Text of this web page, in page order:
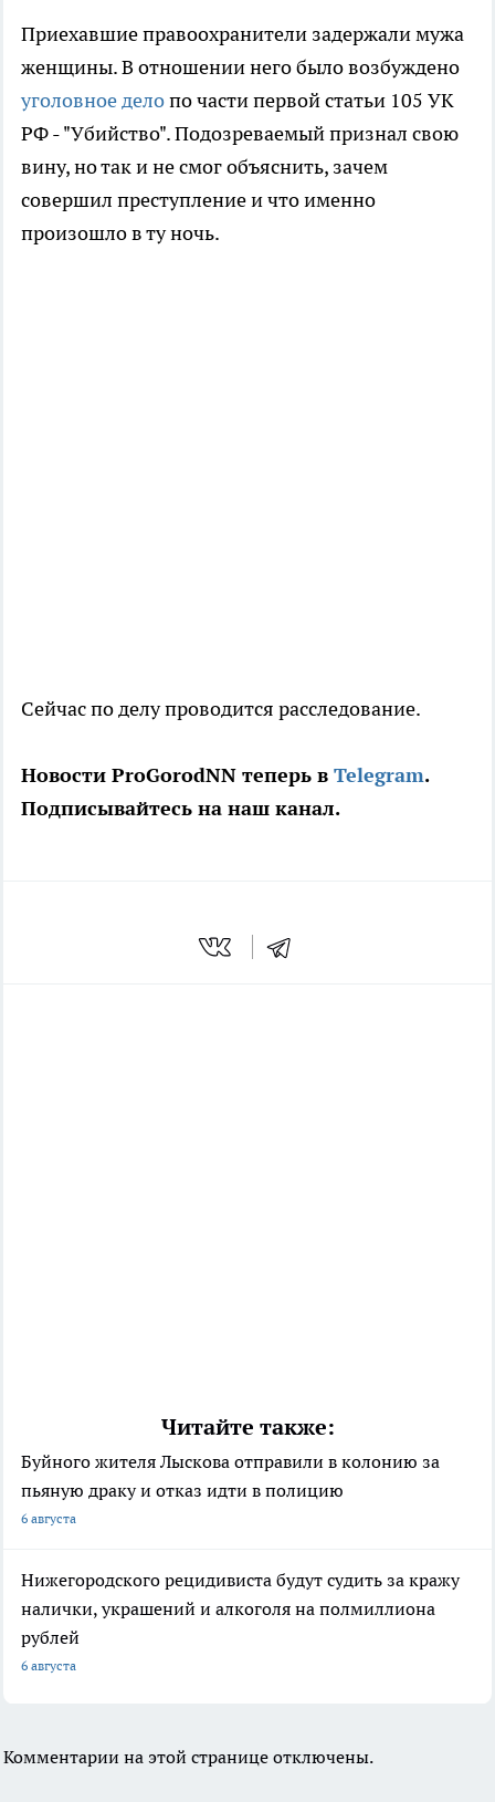
Приехавшие правоохранители задержали мужа
женщины. В отношении него было возбуждено
уголовное делопо части первой статьи 105 УК
РФ - "Убийство". Подозреваемый признал свою
вину, но так и не смог объяснить, зачем
совершил преступление и что именно
произошло в ту ночь.
Сейчас по делу проводится расследование.
Новости ProGorodNN теперь в Telegram.
Подписывайтесь на наш канал.
Читайте также:
Буйного жителя Лыскова отправили в колонию за
пьяную драку и отказ идти в полицию
6 августа
Нижегородского рецидивиста будут судить за кражу
налички, украшений и алкоголя на полмиллиона
рублей
6 августа
Комментарии на этой странице отключены.